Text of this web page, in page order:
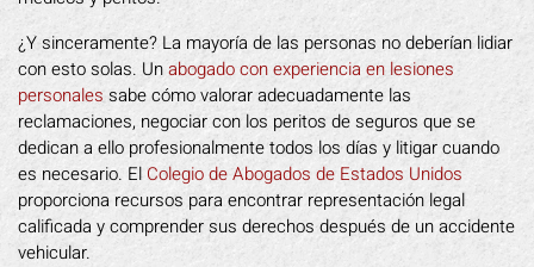
¿Y sinceramente? La mayoría de las personas no deberían lidiar
con esto solas. Unabogado con experiencia en lesiones
personalessabe cómo valorar adecuadamente las
reclamaciones, negociar con los peritos de seguros que se
dedican a ello profesionalmente todos los días y litigar cuando
es necesario. El Colegio de Abogados de Estados Unidos
proporciona recursos para encontrar representación legal
calificada y comprender sus derechos después de un accidente
vehicular.